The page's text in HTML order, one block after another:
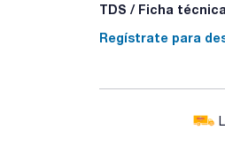
TDS / Ficha técnica
Regístrate para